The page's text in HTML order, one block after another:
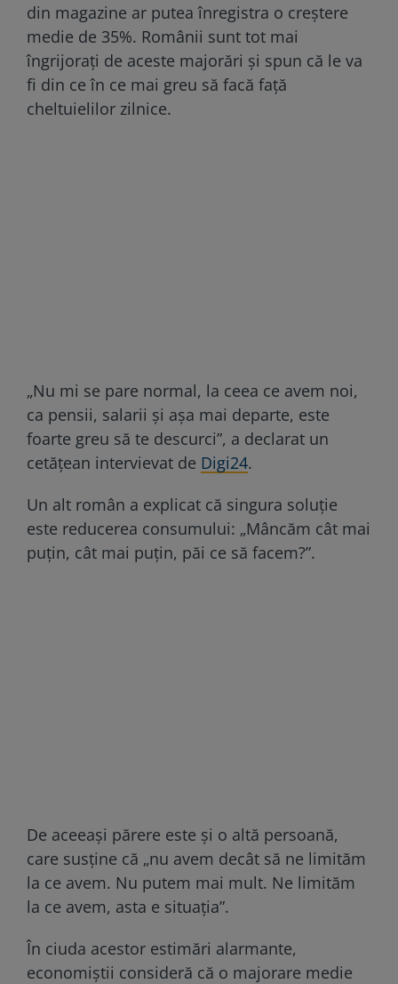
din magazine ar putea înregistra o creștere
medie de 35%. Românii sunt tot mai
îngrijorați de aceste majorări și spun că le va
fi din ce în ce mai greu să facă față
cheltuielilor zilnice.
„Nu mi se pare normal, la ceea ce avem noi,
ca pensii, salarii și așa mai departe, este
foarte greu să te descurci”, a declarat un
cetățean intervievat de Digi24.
Un alt român a explicat că singura soluție
este reducerea consumului: „Mâncăm cât mai
puțin, cât mai puțin, păi ce să facem?”.
De aceeași părere este și o altă persoană,
care susține că „nu avem decât să ne limităm
la ce avem. Nu putem mai mult. Ne limităm
la ce avem, asta e situația”.
În ciuda acestor estimări alarmante,
economiștii consideră că o majorare medie